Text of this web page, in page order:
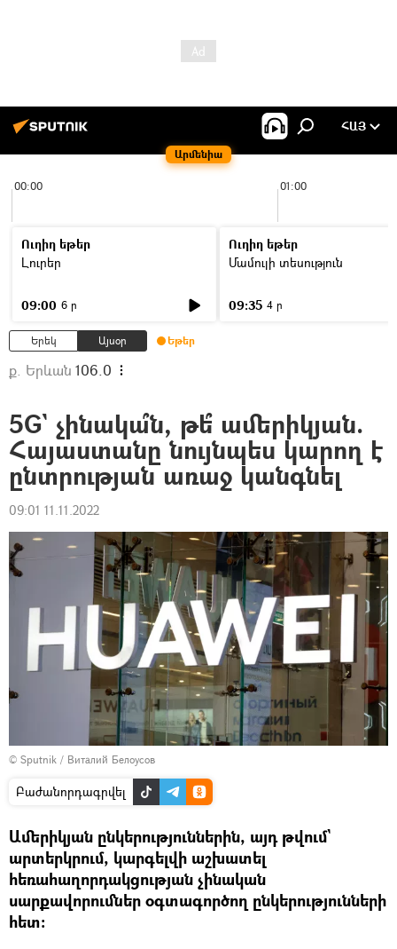
Արմենիա
ՀԱՅ
00:00 01:00
Ուղիղ եթեր
Լուրեր
09:00 6 ր
Ուղիղ եթեր
Մամուլի տեսություն
09:35 4 ր
Երեկ Այսօր Եթեր
ք. Երևան 106.0
5G` չինակա՞ն, թե՞ ամերիկյան.
Հայաստանը նույնպես կարող է
ընտրության առաջ կանգնել
09:01 11.11.2022
© Sputnik / Виталий Белоусов
Բաժանորդագրվել
Ամերիկյան ընկերություններին, այդ թվում`
արտերկրում, կարգելվի աշխատել
հեռահաղորդակցության չինական
սարքավորումներ օգտագործող ընկերությունների
հետ: